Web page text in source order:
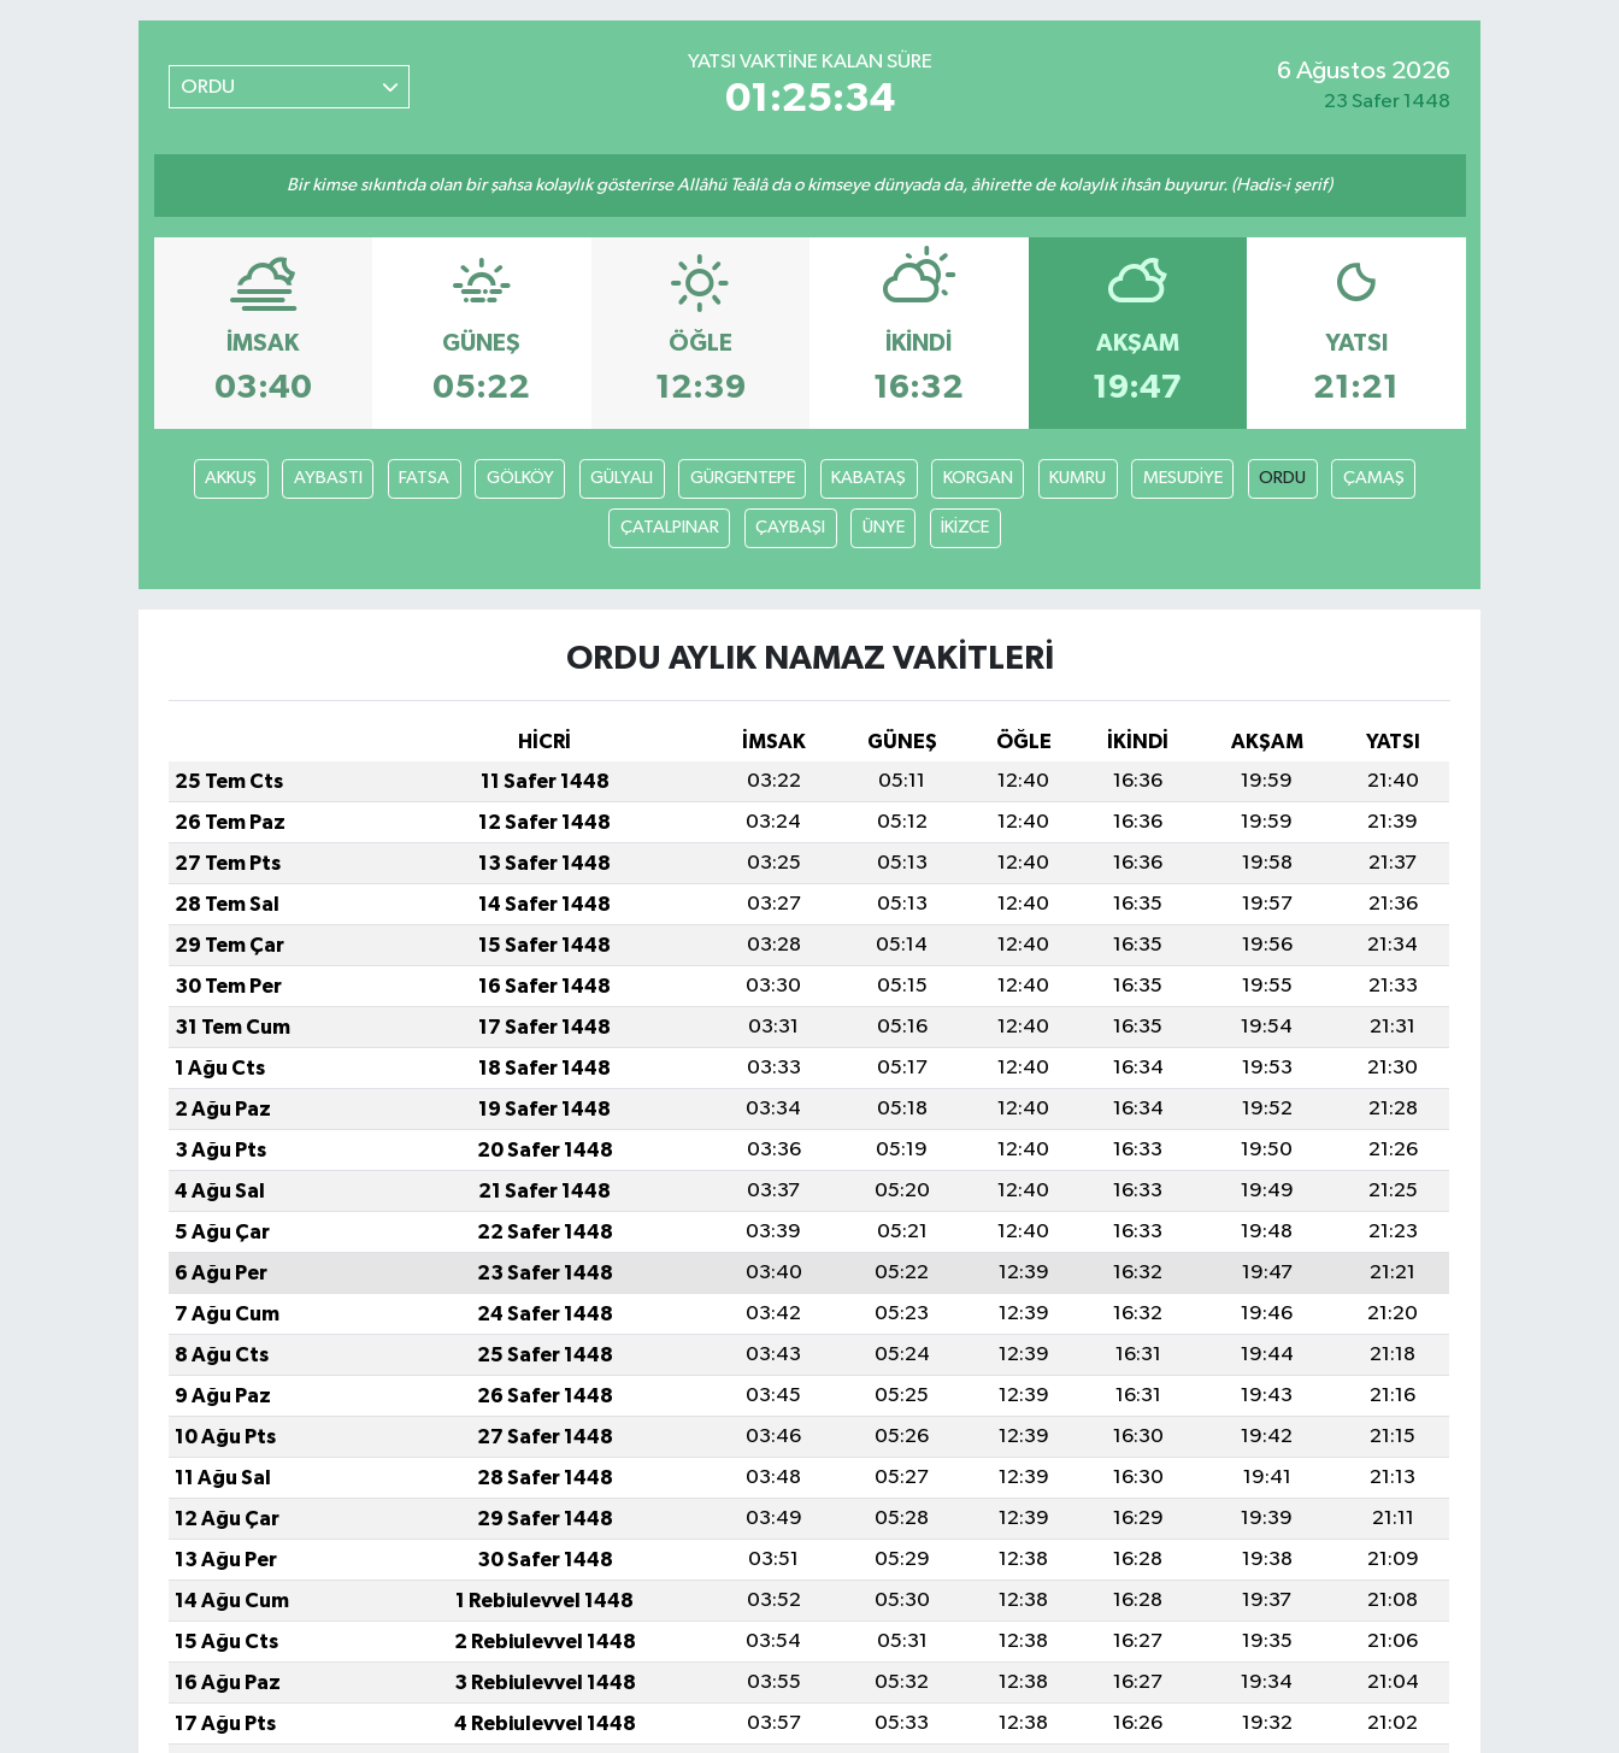
ORDU
YATSI VAKTINE KALAN SÜRE
01:25:34
6 Ağustos 2026
23 Safer 1448
Bir kimse sıkıntıda olan bir şahsa kolaylık gösterirse Allâhü Teâlâ da o kimseye dünyada da, âhirette de kolaylık ihsân buyurur. (Hadis-i şerif)
İMSAK
03:40
GÜNEŞ
05:22
ÖĞLE
12:39
İKINDI
16:32
AKŞAM
19:47
YATSI
21:21
AKKUŞ AYBASTI FATSA GÖLKÖY GÜLYALI GÜRGENTEPE KABATAŞ KORGAN KUMRU MESUDİYE ORDU ÇAMAŞ
ÇATALPINAR ÇAYBAŞI ÜNYE İKİZCE
ORDU AYLIK NAMAZ VAKITLERI
HİCRİ İMSAK GÜNEŞ ÖĞLE İKINDI AKŞAM
YATSI
25 Tem Cts
11 Safer 1448 03:22 05:11 12:40 16:36 19:59
21:40
26 Tem Paz
12 Safer 1448 03:24 05:12 12:40 16:36 19:59
21:39
27 Tem Pts
13 Safer 1448 03:25 05:13 12:40 16:36 19:58
21:37
28 Tem Sal
14 Safer 1448 03:27 05:13 12:40 16:35 19:57
21:36
29 Tem Çar
15 Safer 1448 03:28 05:14 12:40 16:35 19:56
21:34
30 Tem Per
16 Safer 1448 03:30 05:15 12:40 16:35 19:55
21:33
31 Tem Cum
17 Safer 1448 03:31 05:16 12:40 16:35 19:54
21:31
1 Ağu Cts
18 Safer 1448 03:33 05:17 12:40 16:34 19:53
21:30
2 Ağu Paz
19 Safer 1448 03:34 05:18 12:40 16:34 19:52
21:28
3 Ağu Pts
20 Safer 1448 03:36 05:19 12:40 16:33 19:50
21:26
4 Ağu Sal
21 Safer 1448 03:37 05:20 12:40 16:33 19:49
21:25
5 Ağu Çar
22 Safer 1448 03:39 05:21 12:40 16:33 19:48
21:23
6 Ağu Per
23 Safer 1448 03:40 05:22 12:39 16:32 19:47
21:21
7 Ağu Cum
24 Safer 1448 03:42 05:23 12:39 16:32 19:46
21:20
8 Ağu Cts
25 Safer 1448 03:43 05:24 12:39 16:31 19:44
21:18
9 Ağu Paz
26 Safer 1448 03:45 05:25 12:39 16:31 19:43
21:16
10 Ağu Pts
27 Safer 1448 03:46 05:26 12:39 16:30 19:42
21:15
11 Ağu Sal
28 Safer 1448 03:48 05:27 12:39 16:30 19:41
21:13
12 Ağu Çar
29 Safer 1448 03:49 05:28 12:39 16:29 19:39
21:11
13 Ağu Per
30 Safer 1448 03:51 05:29 12:38 16:28 19:38
21:09
14 Ağu Cum
1 Rebiulevvel 1448 03:52 05:30 12:38 16:28 19:37
21:08
15 Ağu Cts
2 Rebiulevvel 1448 03:54 05:31 12:38 16:27 19:35
21:06
16 Ağu Paz
3 Rebiulevvel 1448 03:55 05:32 12:38 16:27 19:34
21:04
17 Ağu Pts
4 Rebiulevvel 1448 03:57 05:33 12:38 16:26 19:32
21:02